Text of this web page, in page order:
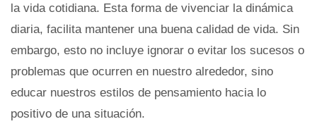
la vida cotidiana. Esta forma de vivenciar la dinámica
diaria, facilita mantener una buena calidad de vida. Sin
embargo, esto no incluye ignorar o evitar los sucesos o
problemas que ocurren en nuestro alrededor, sino
educar nuestros estilos de pensamiento hacia lo
positivo de una situación.